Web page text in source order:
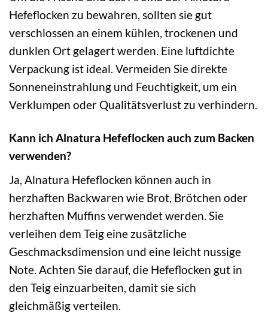
Hefeflocken zu bewahren, sollten sie gut
verschlossen an einem kühlen, trockenen und
dunklen Ort gelagert werden. Eine luftdichte
Verpackung ist ideal. Vermeiden Sie direkte
Sonneneinstrahlung und Feuchtigkeit, um ein
Verklumpen oder Qualitätsverlust zu verhindern.
Kann ich Alnatura Hefeflocken auch zum Backen
verwenden?
Ja, Alnatura Hefeflocken können auch in
herzhaften Backwaren wie Brot, Brötchen oder
herzhaften Muffins verwendet werden. Sie
verleihen dem Teig eine zusätzliche
Geschmacksdimension und eine leicht nussige
Note. Achten Sie darauf, die Hefeflocken gut in
den Teig einzuarbeiten, damit sie sich
gleichmäßig verteilen.